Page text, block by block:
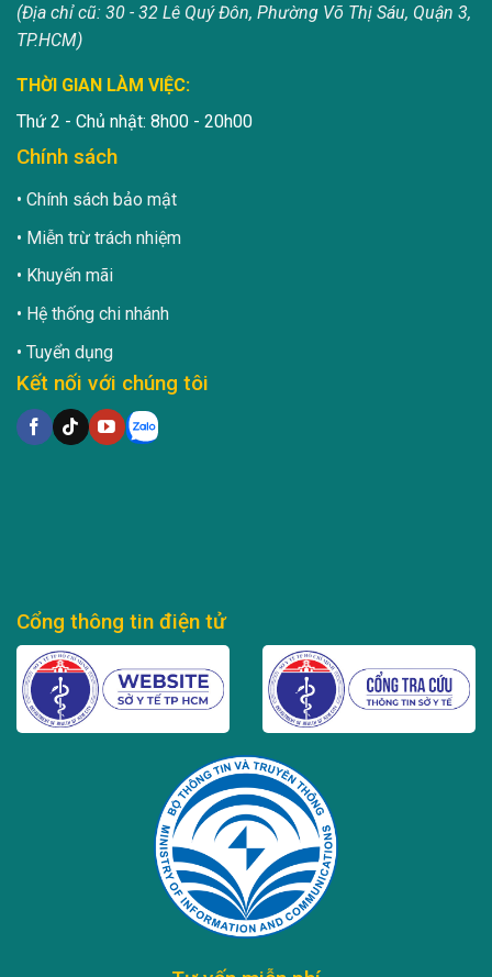
(Địa chỉ cũ: 30 - 32 Lê Quý Đôn, Phường Võ Thị Sáu, Quận 3,
TP.HCM)
THỜI GIAN LÀM VIỆC:
Thứ 2 - Chủ nhật: 8h00 - 20h00
Chính sách
Chính sách bảo mật
Miễn trừ trách nhiệm
Khuyến mãi
Hệ thống chi nhánh
Tuyển dụng
Kết nối với chúng tôi
Cổng thông tin điện tử